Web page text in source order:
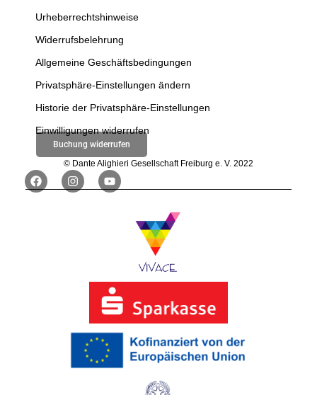
Urheberrechtshinweise
Widerrufsbelehrung
Allgemeine Geschäftsbedingungen
Privatsphäre-Einstellungen ändern
Historie der Privatsphäre-Einstellungen
Einwilligungen widerrufen
© Dante Alighieri Gesellschaft Freiburg e. V. 2022
Buchung widerrufen